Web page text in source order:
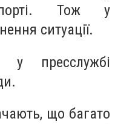
Тож у
ситуації.
у пресслужбі
що багато